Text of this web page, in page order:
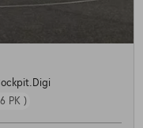
PK )